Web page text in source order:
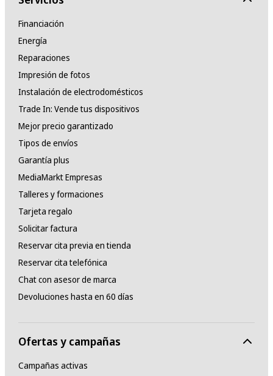
Financiación
Energía
Reparaciones
Impresión de fotos
Instalación de electrodomésticos
Trade In: Vende tus dispositivos
Mejor precio garantizado
Tipos de envíos
Garantía plus
MediaMarkt Empresas
Talleres y formaciones
Tarjeta regalo
Solicitar factura
Reservar cita previa en tienda
Reservar cita telefónica
Chat con asesor de marca
Devoluciones hasta en 60 días
Ofertas y campañas
Campañas activas